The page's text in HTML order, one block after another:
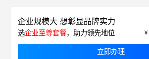
企业规模大 想彰显品牌实力
选企业至尊套餐，助力领先地位 ￥
立即办理